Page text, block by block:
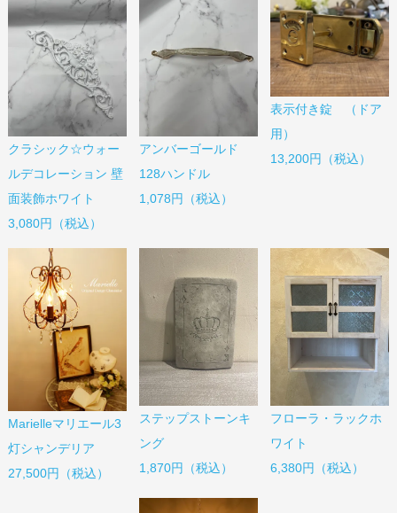
クラシック☆ウォー
ルデコレーション 壁
面装飾ホワイト
3,080円（税込）
アンバーゴールド
128ハンドル
1,078円（税込）
表示付き錠 （ドア
用）
13,200円（税込）
Marielleマリエール3
灯シャンデリア
27,500円（税込）
ステップストーンキ
ング
1,870円（税込）
フローラ・ラックホ
ワイト
6,380円（税込）